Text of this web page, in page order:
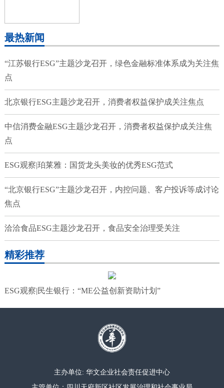
最热新闻
“江苏银行ESG”主题沙龙召开，绿色金融标准体系成为关注焦
点
北京银行ESG主题沙龙召开，消费者权益保护成关注焦点
中信消费金融ESG主题沙龙召开，消费者权益保护成关注焦
点
ESG观察|珀莱雅：国货龙头美妆的优秀ESG范式
“北京银行ESG”主题沙龙召开，内控问题、客户投诉等成讨论
焦点
洽洽食品ESG主题沙龙召开，食品安全治理受关注
精彩推荐
ESG观察|民生银行：“ME公益创新资助计划”
主办单位: 华文企业社会责任促进中心